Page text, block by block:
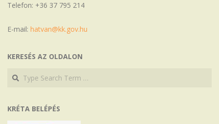
Telefon: +36 37 795 214
E-mail: hatvan@kk.gov.hu
KERESÉS AZ OLDALON
Search
Search
KRÉTA BELÉPÉS